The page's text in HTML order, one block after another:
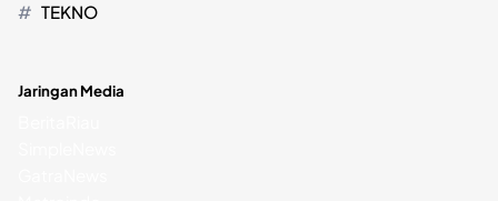
TEKNO
Jaringan Media